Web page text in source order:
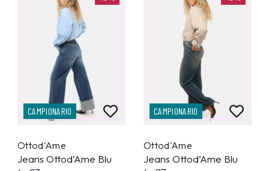
CAMPIONARIO
Ottod'Ame
Jeans Ottod’Ame Blu
CAMPIONARIO
Ottod'Ame
Jeans Ottod’Ame Blu